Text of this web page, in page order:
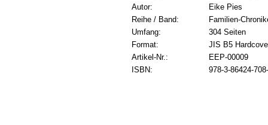
Autor:
Eike Pies
Reihe / Band:
Familien-
Umfang:
304 Seiten
Format:
JIS B5
Artikel-Nr.:
EEP-00009
ISBN:
978-3-86424-